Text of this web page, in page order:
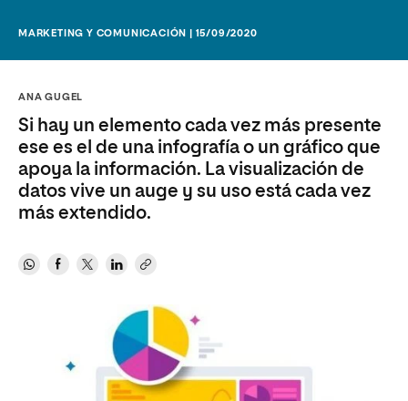
MARKETING Y COMUNICACIÓN | 15/09/2020
ANA GUGEL
Si hay un elemento cada vez más presente
ese es el de una infografía o un gráfico que
apoya la información. La visualización de
datos vive un auge y su uso está cada vez
más extendido.